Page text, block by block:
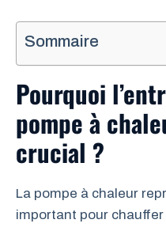
Sommaire
Pourquoi
pompe à
crucial ?
La pompe à chaleur
important pour chauffer